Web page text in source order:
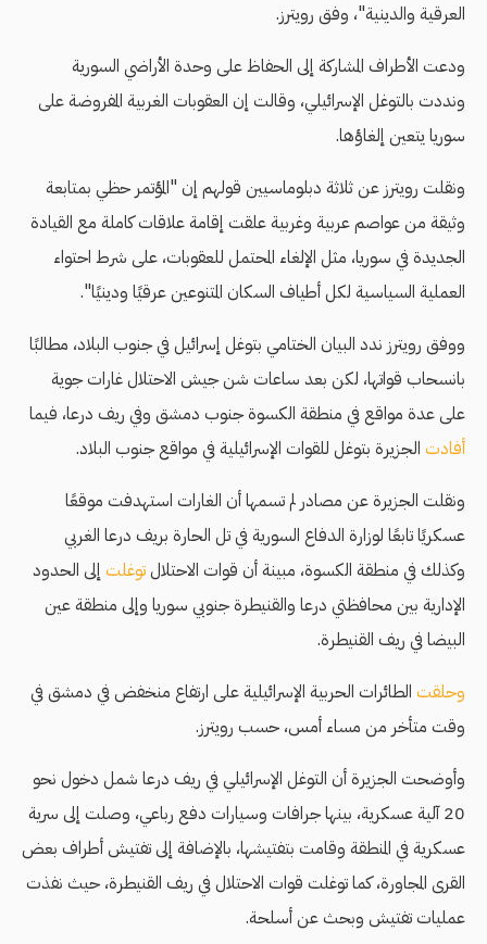
العرقية والدينية"، وفق رويترز.
ودعت الأطراف المشاركة إلى الحفاظ على وحدة الأراضي السورية
ونددت بالتوغل الإسرائيلي، وقالت إن العقوبات الغربية المفروضة على
سوريا يتعين إلغاؤها.
ونقلت رويترز عن ثلاثة دبلوماسيين قولهم إن "المؤتمر حظي بمتابعة
وثيقة من عواصم عربية وغربية علقت إقامة علاقات كاملة مع القيادة
الجديدة في سوريا، مثل الإلغاء المحتمل للعقوبات، على شرط احتواء
العملية السياسية لكل أطياف السكان المتنوعين عرقيًا ودينيًا".
ووفق رويترز ندد البيان الختامي بتوغل إسرائيل في جنوب البلاد، مطالبًا
بانسحاب قواتها، لكن بعد ساعات شن جيش الاحتلال غارات جوية
على عدة مواقع في منطقة الكسوة جنوب دمشق وفي ريف درعا، فيما
أفادت الجزيرة بتوغل للقوات الإسرائيلية في مواقع جنوب البلاد.
ونقلت الجزيرة عن مصادر لم تسمها أن الغارات استهدفت موقعًا
عسكريًا تابعًا لوزارة الدفاع السورية في تل الحارة بريف درعا الغربي
وكذلك في منطقة الكسوة، مبينة أن قوات الاحتلالتوغلت إلى الحدود
الإدارية بين محافظتي درعا والقنيطرة جنوبي سوريا وإلى منطقة عين
البيضا في ريف القنيطرة.
وحلقت الطائرات الحربية الإسرائيلية على ارتفاع منخفض في دمشق في
وقت متأخر من مساء أمس، حسب رويترز.
وأوضحت الجزيرة أن التوغل الإسرائيلي في ريف درعا شمل دخول نحو
20 آلية عسكرية، بينها جرافات وسيارات دفع رباعي، وصلت إلى سرية
عسكرية في المنطقة وقامت بتفتيشها، بالإضافة إلى تفتيش أطراف بعض
القرى المجاورة، كما توغلت قوات الاحتلال في ريف القنيطرة، حيث نفذت
عمليات تفتيش وبحث عن أسلحة.